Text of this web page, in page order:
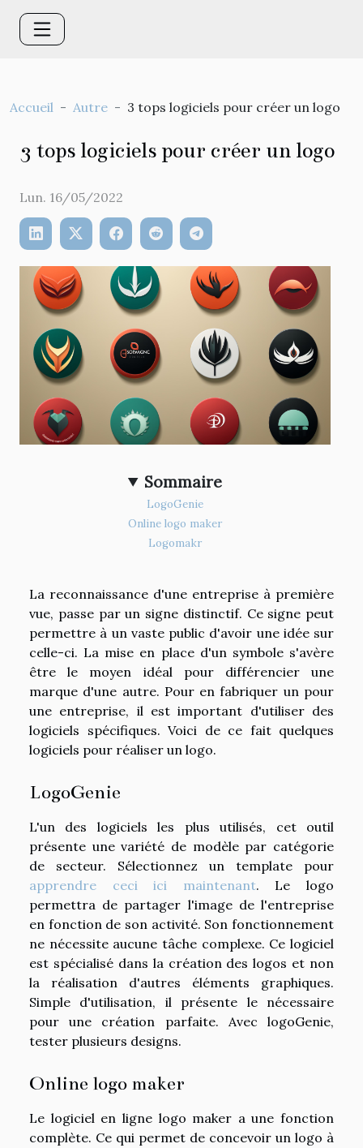
Accueil Autre 3 tops logiciels pour créer un logo
3 tops logiciels pour créer un logo
Lun. 16/05/2022
Sommaire
LogoGenie
Online logo maker
Logomakr
La reconnaissance d'une entreprise à première
vue, passe par un signe distinctif. Ce signe peut
permettre à un vaste public d'avoir une idée sur
celle-ci. La mise en place d'un symbole s'avère
être le moyen idéal pour différencier une
marque d'une autre. Pour en fabriquer un pour
une entreprise, il est important d'utiliser des
logiciels spécifiques. Voici de ce fait quelques
logiciels pour réaliser un logo.
LogoGenie
L'un des logiciels les plus utilisés, cet outil
présente une variété de modèle par catégorie
de secteur. Sélectionnez un template pour
apprendre ceci ici maintenant. Le logo
permettra de partager l'image de l'entreprise
en fonction de son activité. Son fonctionnement
ne nécessite aucune tâche complexe. Ce logiciel
est spécialisé dans la création des logos et non
la réalisation d'autres éléments graphiques.
Simple d'utilisation, il présente le nécessaire
pour une création parfaite. Avec logoGenie,
tester plusieurs designs.
Online logo maker
Le logiciel en ligne logo maker a une fonction
complète. Ce qui permet de concevoir un logo à